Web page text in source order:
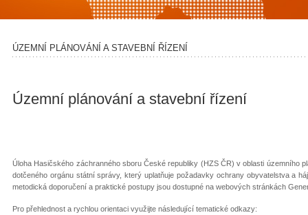
ÚZEMNÍ PLÁNOVÁNÍ A STAVEBNÍ ŘÍZENÍ
Územní plánování a stavební řízení
Úloha Hasičského záchranného sboru České republiky (HZS ČR) v oblasti územního
dotčeného orgánu státní správy, který uplatňuje požadavky ochrany obyvatelstva a
metodická doporučení a praktické postupy jsou dostupné na webových stránkách
Pro přehlednost a rychlou orientaci využijte následující tematické odkazy: